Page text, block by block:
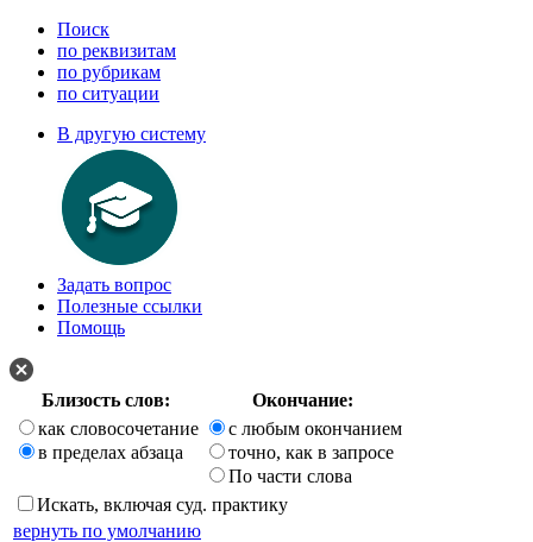
Поиск
по реквизитам
по рубрикам
по ситуации
В другую систему
Задать вопрос
Полезные ссылки
Помощь
Близость слов:
Окончание:
как словосочетание
в пределах абзаца
с любым окончанием
точно, как в запросе
По части слова
Искать, включая суд. практику
вернуть по умолчанию